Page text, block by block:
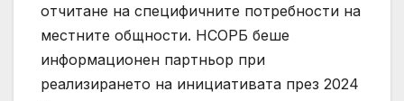
отчитане на специфичните потребности на
местните общности. НСОРБ беше
информационен партньор при
реализирането на инициативата през 2024